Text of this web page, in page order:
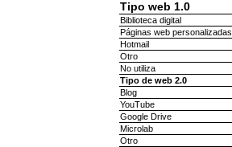
Tipo web 1.0
Biblioteca digital
Páginas web personalizadas
Hotmail
Otro
No utiliza
Tipo de web 2.0
Blog
YouTube
Google Drive
Microlab
Otro